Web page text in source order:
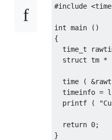
#include
int main
()
{
time_t
struct tm *
  time
( &
  timeinfo
=
  printf
(
return 0;
}